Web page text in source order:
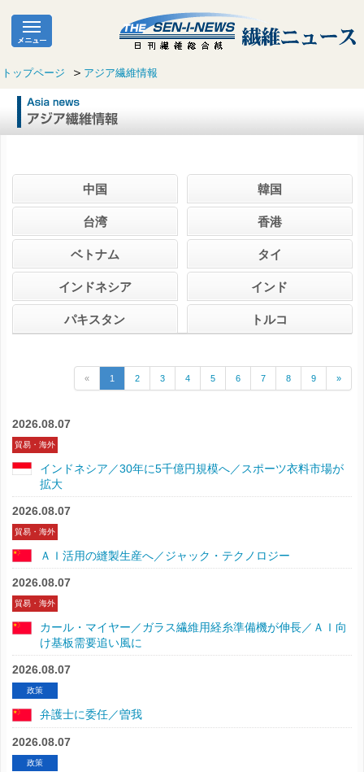
トップページ アジア繊維情報
中国 韓国
台湾 香港
ベトナム タイ
インドネシア インド
パキスタン トルコ
« 1 2 3 4 5 6 7 8 9 »
2026.08.07
貿易・海外
インドネシア／30年に5千億円規模へ／スポーツ衣料市場が
拡大
2026.08.07
貿易・海外
ＡＩ活用の縫製生産へ／ジャック・テクノロジー
2026.08.07
貿易・海外
カール・マイヤー／ガラス繊維用経糸準備機が伸長／ＡＩ向
け基板需要追い風に
2026.08.07
政策
弁護士に委任／曽我
2026.08.07
政策